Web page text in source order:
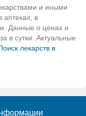
и иными
аптеках, в
Данные о ценах и
в сутки. Актуальные
лекарств в